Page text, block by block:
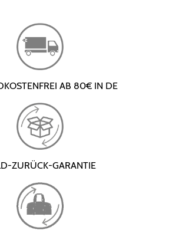
AB 80€ IN DE
ZURÜCK-GARANTIE